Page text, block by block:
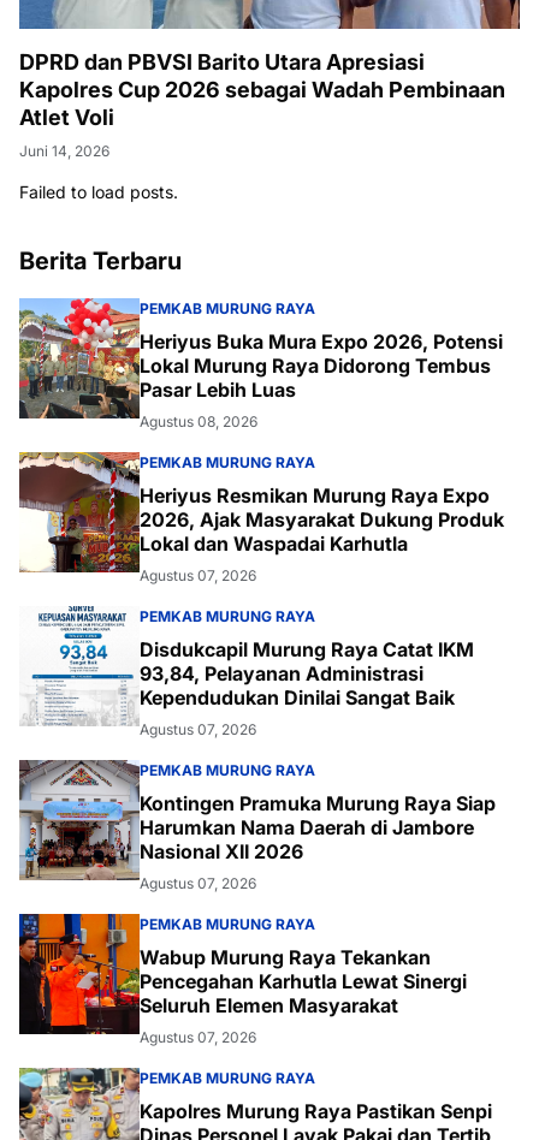
DPRD dan PBVSI Barito Utara Apresiasi
Kapolres Cup 2026 sebagai Wadah Pembinaan
Atlet Voli
Juni 14, 2026
Failed to load posts.
Berita Terbaru
PEMKAB MURUNG RAYA
Heriyus Buka Mura Expo 2026, Potensi
Lokal Murung Raya Didorong Tembus
Pasar Lebih Luas
Agustus 08, 2026
PEMKAB MURUNG RAYA
Heriyus Resmikan Murung Raya Expo
2026, Ajak Masyarakat Dukung Produk
Lokal dan Waspadai Karhutla
Agustus 07, 2026
PEMKAB MURUNG RAYA
Disdukcapil Murung Raya Catat IKM
93,84, Pelayanan Administrasi
Kependudukan Dinilai Sangat Baik
Agustus 07, 2026
PEMKAB MURUNG RAYA
Kontingen Pramuka Murung Raya Siap
Harumkan Nama Daerah di Jambore
Nasional XII 2026
Agustus 07, 2026
PEMKAB MURUNG RAYA
Wabup Murung Raya Tekankan
Pencegahan Karhutla Lewat Sinergi
Seluruh Elemen Masyarakat
Agustus 07, 2026
PEMKAB MURUNG RAYA
Kapolres Murung Raya Pastikan Senpi
Dinas Personel Layak Pakai dan Tertib